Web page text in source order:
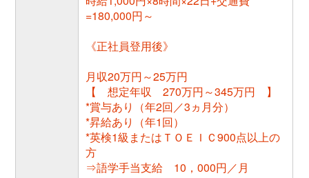
=180,000円～
《正社員登用後》
月収20万円～25万円
【 想定年収 270万円～345万円 】
*賞与あり（年2回／3ヵ月分）
*昇給あり（年1回）
*英検1級またはＴＯＥＩＣ900点以上の
方
⇒語学手当支給 10，000円／月